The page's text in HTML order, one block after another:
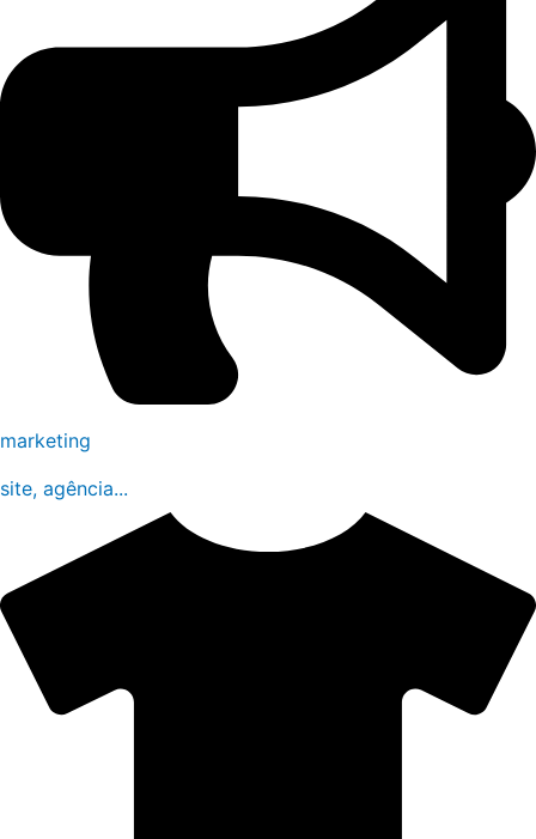
marketing
site, agência...